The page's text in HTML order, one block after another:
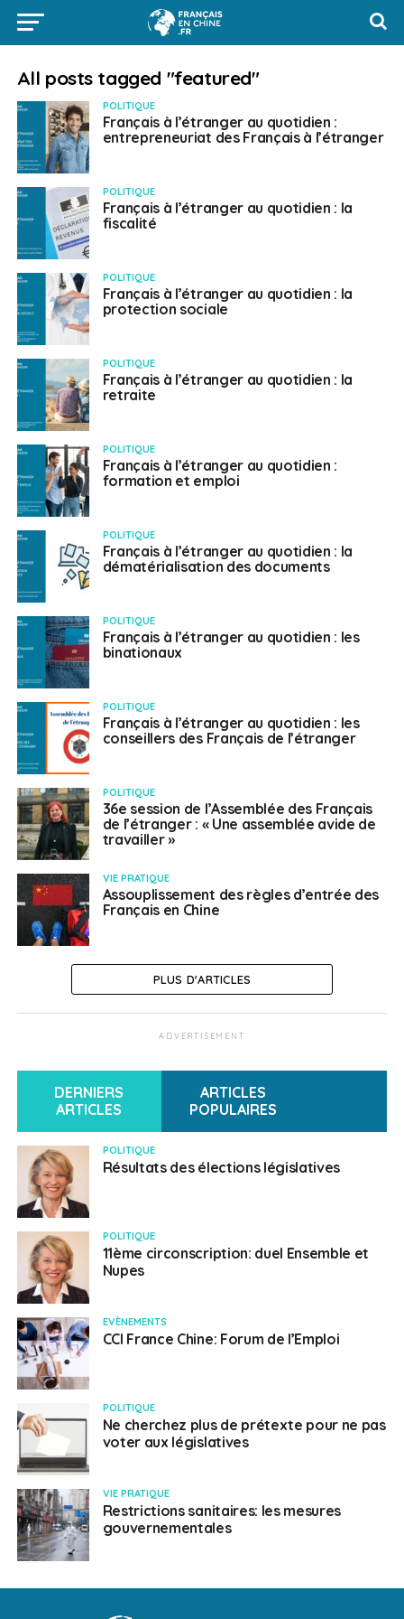
All posts tagged "featured"
POLITIQUE
Français à l’étranger au quotidien :
entrepreneuriat des Français à l’étranger
POLITIQUE
Français à l’étranger au quotidien : la
fiscalité
POLITIQUE
Français à l’étranger au quotidien : la
protection sociale
POLITIQUE
Français à l’étranger au quotidien : la
retraite
POLITIQUE
Français à l’étranger au quotidien :
formation et emploi
POLITIQUE
Français à l’étranger au quotidien : la
dématérialisation des documents
POLITIQUE
Français à l’étranger au quotidien : les
binationaux
POLITIQUE
Français à l’étranger au quotidien : les
conseillers des Français de l’étranger
POLITIQUE
36e session de l’Assemblée des Français
de l’étranger : « Une assemblée avide de
travailler »
VIE PRATIQUE
Assouplissement des règles d’entrée des
Français en Chine
PLUS D'ARTICLES
ADVERTISEMENT
DERNIERS
ARTICLES
ARTICLES
POPULAIRES
POLITIQUE
Résultats des élections législatives
POLITIQUE
11ème circonscription: duel Ensemble et
Nupes
EVÈNEMENTS
CCI France Chine: Forum de l’Emploi
POLITIQUE
Ne cherchez plus de prétexte pour ne pas
voter aux législatives
VIE PRATIQUE
Restrictions sanitaires: les mesures
gouvernementales